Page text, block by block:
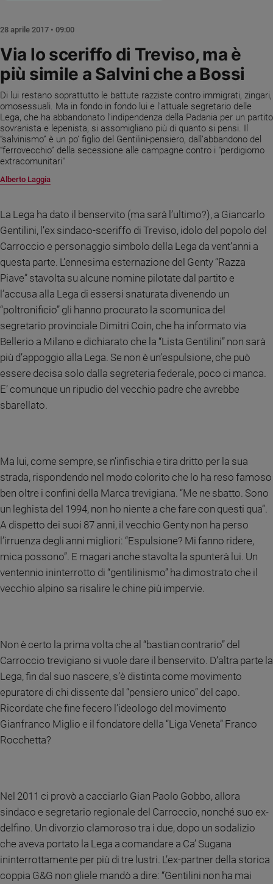
Fede
spiritualità
Devozione
e
fede
del
giorno
e
valori
Ambiente
e
Creato
Volontariato
Diritti
Aziende
della
e
inclusione
Costume
Cultura
spettacoli
Sanremo
2026
Cinema,
Libri
Musica
Arte
Famiglia
ed
educazione
Genitori
e
giovani
Adolescenza
Bioetica
Via lo sceriffo di Treviso, ma è
più simile a Salvini che a Bossi
Di lui restano soprattutto le battute razziste contro immigrati, zingari,
omosessuali. Ma in fondo in fondo lui e l'attuale segretario delle
Lega, che ha abbandonato l'indipendenza della Padania per un partito
sovranista e lepenista, si assomigliano più di quanto si pensi. Il
“salvinismo” è un po’ figlio del Gentilini-pensiero, dall’abbandono del
“ferrovecchio” della secessione alle campagne contro i "perdigiorno
extracomunitari"
Alberto Laggia
28 aprile 2017 • 09:00
La Lega ha dato il benservito (ma sarà l’ultimo?), a Giancarlo
Gentilini, l’ex sindaco-sceriffo di Treviso, idolo del popolo del
Carroccio e personaggio simbolo della Lega da vent’anni a
questa parte. L’ennesima esternazione del Genty “Razza
Piave” stavolta su alcune nomine pilotate dal partito e
l’accusa alla Lega di essersi snaturata divenendo un
“poltronificio” gli hanno procurato la scomunica del
segretario provinciale Dimitri Coin, che ha informato via
Bellerio a Milano e dichiarato che la “Lista Gentilini” non sarà
più d’appoggio alla Lega. Se non è un’espulsione, che può
essere decisa solo dalla segreteria federale, poco ci manca.
E’ comunque un ripudio del vecchio padre che avrebbe
sbarellato.
Ma lui, come sempre, se n’infischia e tira dritto per la sua
strada, rispondendo nel modo colorito che lo ha reso famoso
ben oltre i confini della Marca trevigiana. “Me ne sbatto. Sono
un leghista del 1994, non ho niente a che fare con questi qua”.
A dispetto dei suoi 87 anni, il vecchio Genty non ha perso
l’irruenza degli anni migliori: “Espulsione? Mi fanno ridere,
mica possono”. E magari anche stavolta la spunterà lui. Un
ventennio ininterrotto di “gentilinismo” ha dimostrato che il
vecchio alpino sa risalire le chine più impervie.
Non è certo la prima volta che al “bastian contrario” del
Carroccio trevigiano si vuole dare il benservito. D’altra parte la
Lega, fin dal suo nascere, s’è distinta come movimento
epuratore di chi dissente dal “pensiero unico” del capo.
Ricordate che fine fecero l’ideologo del movimento
Gianfranco Miglio e il fondatore della “Liga Veneta” Franco
Rocchetta?
Nel 2011 ci provò a cacciarlo Gian Paolo Gobbo, allora
sindaco e segretario regionale del Carroccio, nonché suo ex-
delfino. Un divorzio clamoroso tra i due, dopo un sodalizio
che aveva portato la Lega a comandare a Ca’ Sugana
ininterrottamente per più di tre lustri. L’ex-partner della storica
coppia G&G non gliele mandò a dire: “Gentilini non ha mai